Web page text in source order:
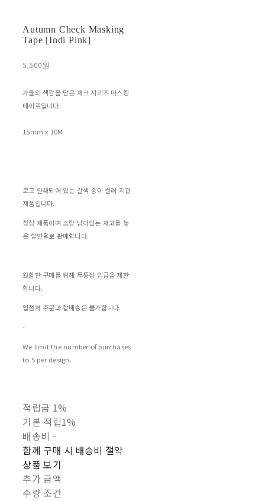
Autumn Check Masking
Tape [Indi Pink]
5,500원
가을의 색감을 담은 체크 시리즈 마스킹
테이프입니다.
15mm x 10M
로고 인쇄되어 있는 갈색 종이 컬러 지관
제품입니다.
정상 제품이며 소량 남아있는 재고를 높
은 할인율로 판매합니다.
원활한 구매를 위해 무통장 입금을 제한
합니다.
입점처 주문과 합배송은 불가합니다.
-
We limit the number of purchases
to 5 per design.
적립금 1%
기본 적립1%
배송비 -
함께 구매 시 배송비 절약
상품 보기
추가 금액
수량 조건